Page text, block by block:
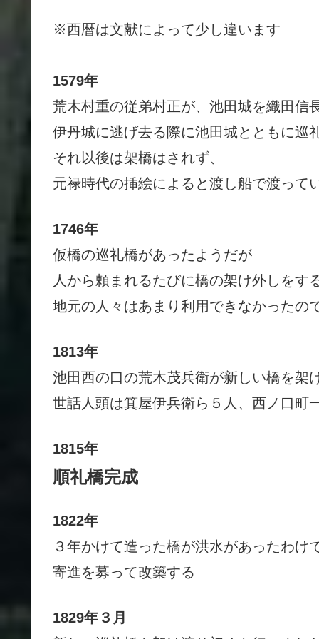
※西暦は文献によって少し違います
1579年
荒木村重の従弟村正が、池田城を織田信
伊丹城に逃げ去る際に池田城とともに巡
それ以後は架橋はされず、
元禄時代の挿絵によると渡し船で渡って
1746年
仮橋の巡礼橋があったようだが
人から頼まれるたびに橋の架け外しをす
地元の人々はあまり利用できなかったの
1813年
池田西の口の荒木茂兵衛が新しい橋を架
世話人頭は箕屋伊兵衛ら５人、西ノ口町
1815年
順礼橋完成
1822年
３年かけて造った橋が洪水があったわけ
寄進を募って改築する
1829年３月